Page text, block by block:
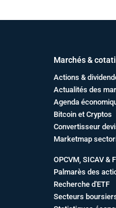
Marchés &
Actions &
Actualités des
Agenda
Bitcoin et Cryptos
Convertisseur
Marketmap
OPCVM, SICAV &
Palmarès des
Recherche d'ETF
Secteurs